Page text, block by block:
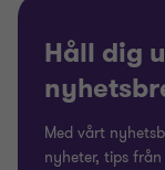
Håll dig
Med vårt
nyheter, tips